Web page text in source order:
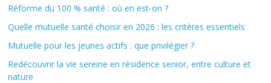
Réforme du 100 % santé : où en est-on ?
Quelle mutuelle santé choisir en 2026 : les critères essentiels
Mutuelle pour les jeunes actifs : que privilégier ?
Redécouvrir la vie sereine en résidence senior, entre culture et
nature